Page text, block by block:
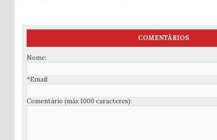
COMENTÁRIOS
Nome:
*Email:
Comentário (máx 1000 caracteres):